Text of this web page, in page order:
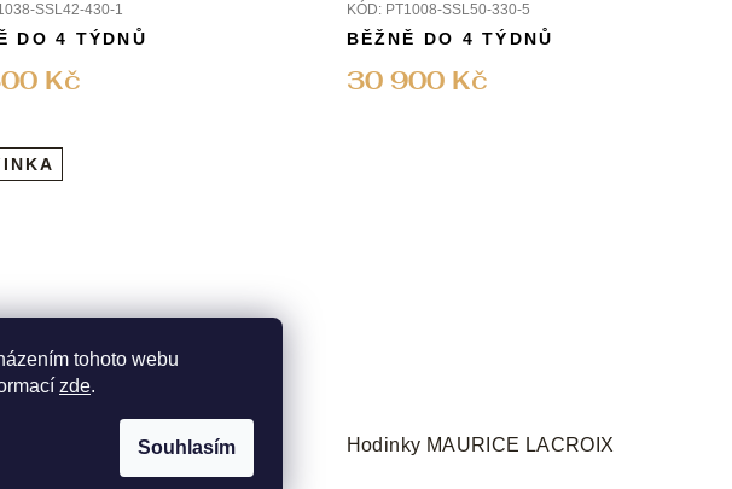
tohoto webu
zde.
Souhlasím
SSL42-430-1
Kč
DO 4 TÝDNŮ
KÓD: PT1008-SSL50-330-5
30 900 Kč
BĚŽNĚ DO 4 TÝDNŮ
Lacroix Pontos S Diver Solar Hodinky MAURICE LACROIX